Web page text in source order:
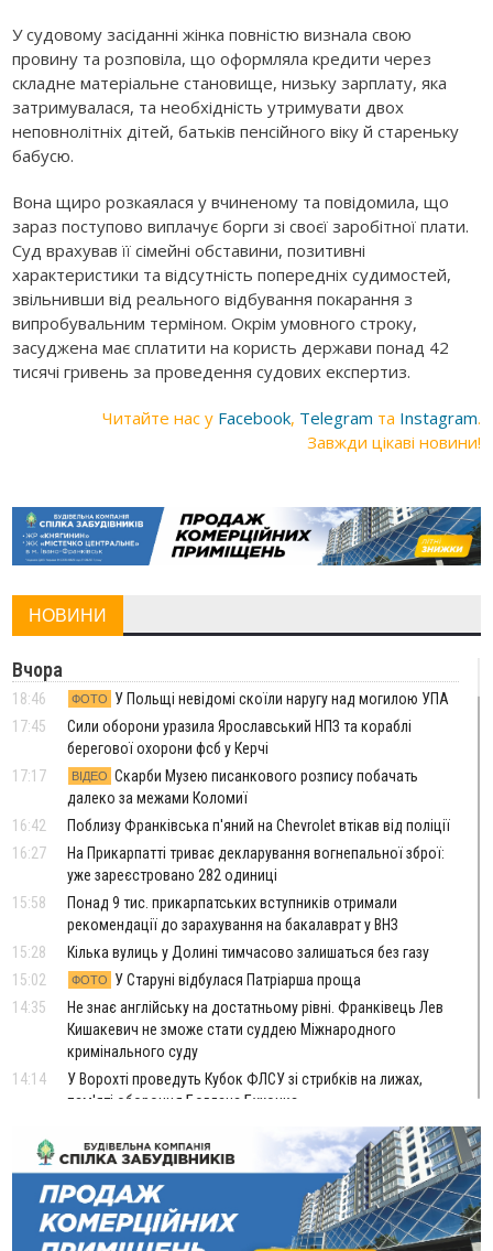
У судовому засіданні жінка повністю визнала свою
провину та розповіла, що оформляла кредити через
складне матеріальне становище, низьку зарплату, яка
затримувалася, та необхідність утримувати двох
неповнолітніх дітей, батьків пенсійного віку й стареньку
бабусю.
Вона щиро розкаялася у вчиненому та повідомила, що
зараз поступово виплачує борги зі своєї заробітної плати.
Суд врахував її сімейні обставини, позитивні
характеристики та відсутність попередніх судимостей,
звільнивши від реального відбування покарання з
випробувальним терміном. Окрім умовного строку,
засуджена має сплатити на користь держави понад 42
тисячі гривень за проведення судових експертиз.
Читайте нас у Facebook, Telegram та Instagram.
Завжди цікаві новини!
НОВИНИ
Вчора
18:46 ФОТО
У Польщі невідомі скоїли наругу над могилою УПА
17:45
Сили оборони уразила Ярославський НПЗ та кораблі
берегової охорони фсб у Керчі
17:17
ВІДЕО Скарби Музею писанкового розпису побачать
далеко за межами Коломиї
16:42
Поблизу Франківська п'яний на Chevrolet втікав від поліції
16:27
На Прикарпатті триває декларування вогнепальної зброї:
уже зареєстровано 282 одиниці
15:58
Понад 9 тис. прикарпатських вступників отримали
рекомендації до зарахування на бакалаврат у ВНЗ
15:28
Кілька вулиць у Долині тимчасово залишаться без газу
15:02
ФОТО
У Старуні відбулася Патріарша проща
14:35
Не знає англійську на достатньому рівні. Франківець Лев
Кишакевич не зможе стати суддею Міжнародного
кримінального суду
14:14
У Ворохті проведуть Кубок ФЛСУ зі стрибків на лижах,
пам'яті оборонця Богдана Бухонка
На Калущині розшукали чоловіка, який три дні
блукав у лісі
13:14
Боднар розповів про реакцію влади Польщі на атаки на
українців та про зміни після 23 серпня
12:31
ВІДЕО "Едельвейси" щемливо привітали рідну Коломию з